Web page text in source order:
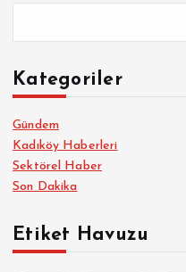
Kategoriler
Gündem
Kadıköy Haberleri
Sektörel Haber
Son Dakika
Etiket Havuzu